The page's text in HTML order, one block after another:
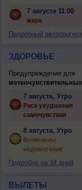
7 августа 11:00
жара
Подробный автопрогноз
ЗДОРОВЬЕ
Предупреждения для
метеочувствительных
7 августа, Утро
Риск ухудшения
самочувствия
8 августа, Утро
Возможны
недомогания
Подробно на 14 дней
ВЫЛЕТЫ